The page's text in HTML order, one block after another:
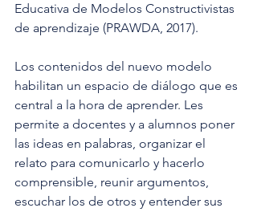
Educativa de Modelos Constructivistas
de aprendizaje (PRAWDA, 2017).
Los contenidos del nuevo modelo
habilitan un espacio de diálogo que es
central a la hora de aprender. Les
permite a docentes y a alumnos poner
las ideas en palabras, organizar el
relato para comunicarlo y hacerlo
comprensible, reunir argumentos,
escuchar los de otros y entender sus